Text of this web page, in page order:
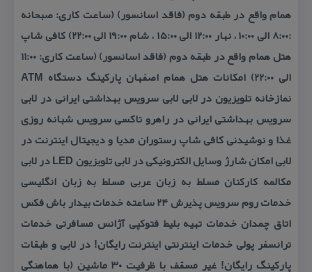
همام واقع در طبقه دوم (فاقد اسانسور) (ساعت كاری: صبحانه
:۸:۰۰ الی ۱۰:۰۰ ، نهار ۱۲:۰۰ الی ۱۵:۰۰ ، شام ۱۹:۰۰ الی ۲۲:۰۰) كافی شاپ
هتل همام واقع در طبقه دوم (فاقد اسانسور) (ساعت كاری: ۱۱:۰۰
الی ۲۲:۰۰) امكانات هتل همام اصفهان پاركینگ دستگاه ATM
نمازخانه تلویزیون در لابی لابی سرویس بهداشتی ایرانی در لابی
سرویس بهداشتی ایرانی در راهرو تاكسی سرویس شبانه روزی
غذا و نوشیدنی كافی شاپ رستوران مدیا و دیجیتال اینترنت در
لابی امكان شارژ وسایل الكترونیكی در لابی تلویزیون LED در لابی
مكالمه كاركنان مسلط به زبان عربی مسلط به زبان انگلیسی
خدمات روم سرویس پذیرش ۲۴ ساعته خدمات بیدار باش فكس
اتاق چمدان خدمات تهیه بلیط فتوكپی آژانس مسافرتی خدمات
ترانسفر پولی خدمات اینترنتی اینترنت رایگان! در لابی و طبقات
پاركینگ رایگان! غیر مسقف با ظرفیت ۳۰ ماشین (با هماهنگی